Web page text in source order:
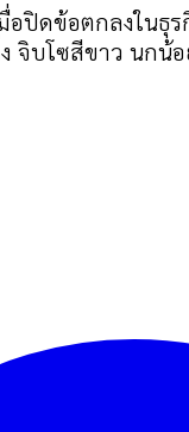
ปิดข้อตกลงในธุ
จิบโซสีขาว นกน้